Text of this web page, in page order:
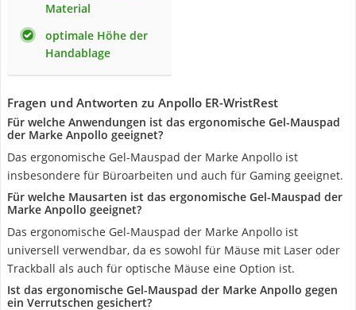
Material
optimale Höhe der
Handablage
Fragen und Antworten zu Anpollo ER-WristRest
Für welche Anwendungen ist das ergonomische Gel-Mauspad
der Marke Anpollo geeignet?
Das ergonomische Gel-Mauspad der Marke Anpollo ist
insbesondere für Büroarbeiten und auch für Gaming geeignet.
Für welche Mausarten ist das ergonomische Gel-Mauspad der
Marke Anpollo geeignet?
Das ergonomische Gel-Mauspad der Marke Anpollo ist
universell verwendbar, da es sowohl für Mäuse mit Laser oder
Trackball als auch für optische Mäuse eine Option ist.
Ist das ergonomische Gel-Mauspad der Marke Anpollo gegen
ein Verrutschen gesichert?